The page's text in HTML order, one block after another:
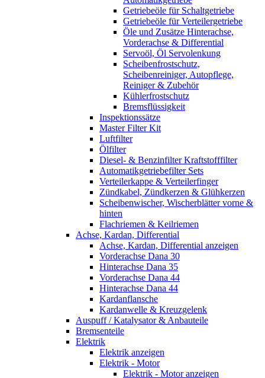
Getriebeöle für Schaltgetriebe
Getriebeöle für Verteilergetriebe
Öle und Zusätze Hinterachse,
Vorderachse & Differential
Servoöl, Öl Servolenkung
Scheibenfrostschutz,
Scheibenreiniger, Autopflege,
Reiniger & Zubehör
Kühlerfrostschutz
Bremsflüssigkeit
Inspektionssätze
Master Filter Kit
Luftfilter
Ölfilter
Diesel- & Benzinfilter Kraftstofffilter
Automatikgetriebefilter Sets
Verteilerkappe & Verteilerfinger
Zündkabel, Zündkerzen & Glühkerzen
Scheibenwischer, Wischerblätter vorne &
hinten
Flachriemen & Keilriemen
Achse, Kardan, Differential
Achse, Kardan, Differential anzeigen
Vorderachse Dana 30
Hinterachse Dana 35
Vorderachse Dana 44
Hinterachse Dana 44
Kardanflansche
Kardanwelle & Kreuzgelenk
Auspuff / Katalysator & Anbauteile
Bremsenteile
Elektrik
Elektrik anzeigen
Elektrik - Motor
Elektrik - Motor anzeigen